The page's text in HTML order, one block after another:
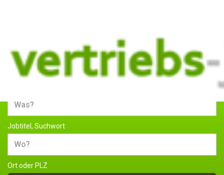
Jobs und Stellenangebote im
Vertrieb
Jobtitel, Suchwort
Ort oder PLZ